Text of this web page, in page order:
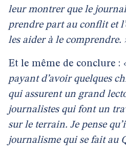
leur montrer que le journal
prendre part au conflit et
les aider à le comprendre.
Et le même de conclure :
payant d’avoir quelques
qui assurent un grand
journalistes qui font un
sur le terrain. Je pense
journalisme qui se fait au